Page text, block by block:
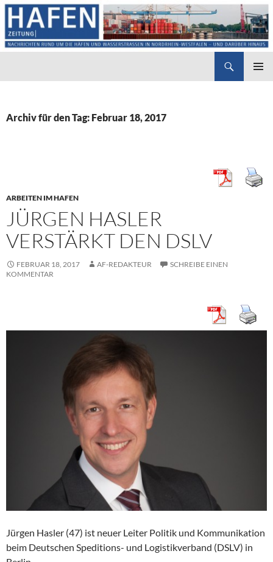
Archiv für den Tag: Februar 18, 2017
ARBEITEN IM HAFEN
JÜRGEN HASLER
VERSTÄRKT DEN DSLV
FEBRUAR 18, 2017 AF-REDAKTEUR
SCHREIBE EINEN
KOMMENTAR
Jürgen Hasler (47) ist neuer Leiter Politik und Kommunikation
beim Deutschen Speditions- und Logistikverband (DSLV) in